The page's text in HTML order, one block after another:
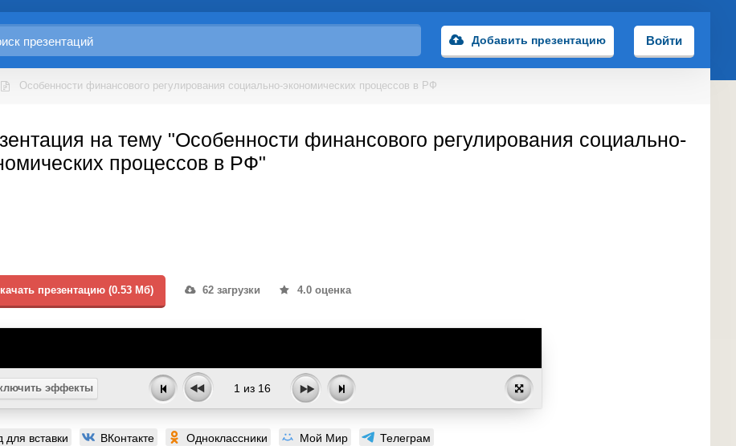
Добавить презентацию Войти
Особенности финансового регулирования социально-экономических процессов в РФ
на тему "Особенности финансового регулирования социально-
процессов в РФ"
презентацию (0.53 Мб) 62 загрузки 4.0 оценка
эффекты 1 из 16
для вставки ВКонтакте Одноклассники Мой Мир Телеграм